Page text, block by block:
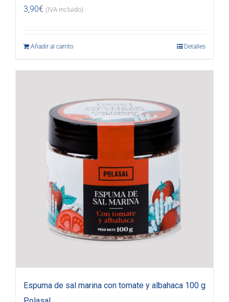
3,90€ (IVA incluido)
Añadir al carrito Detalles
Espuma de sal marina con tomate y albahaca 100 g